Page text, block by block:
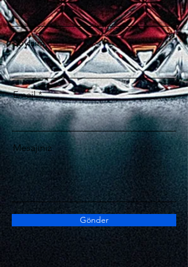
Soyisim
Email
Mesajınız
Gönder